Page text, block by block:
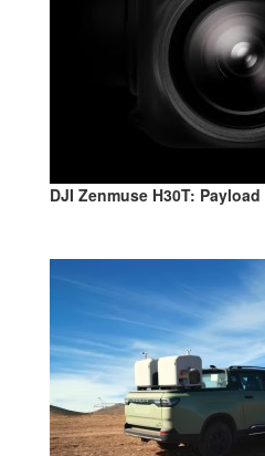
DJI Zenmuse H30T: